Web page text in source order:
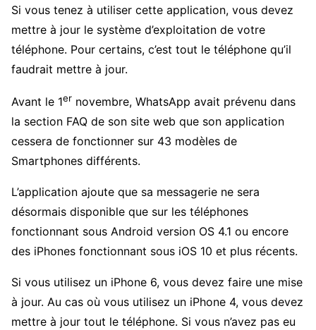
Si vous tenez à utiliser cette application, vous devez
mettre à jour le système d’exploitation de votre
téléphone. Pour certains, c’est tout le téléphone qu’il
faudrait mettre à jour.
Avant le 1er novembre, WhatsApp avait prévenu dans
la section FAQ de son site web que son application
cessera de fonctionner sur 43 modèles de
Smartphones différents.
L’application ajoute que sa messagerie ne sera
désormais disponible que sur les téléphones
fonctionnant sous Android version OS 4.1 ou encore
des iPhones fonctionnant sous iOS 10 et plus récents.
Si vous utilisez un iPhone 6, vous devez faire une mise
à jour. Au cas où vous utilisez un iPhone 4, vous devez
mettre à jour tout le téléphone. Si vous n’avez pas eu